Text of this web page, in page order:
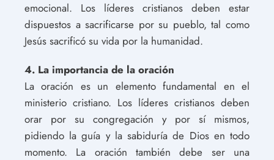
emocional. Los líderes cristianos deben estar
dispuestos a sacrificarse por su pueblo, tal como
Jesús sacrificó su vida por la humanidad.
4. La importancia de la oración
La oración es un elemento fundamental en el
ministerio cristiano. Los líderes cristianos deben
orar por su congregación y por sí mismos,
pidiendo la guía y la sabiduría de Dios en todo
momento. La oración también debe ser una